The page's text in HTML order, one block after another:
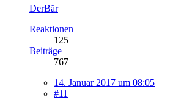
DerBär
Reaktionen
125
Beiträge
767
14. Januar 2017 um 08:05
#11